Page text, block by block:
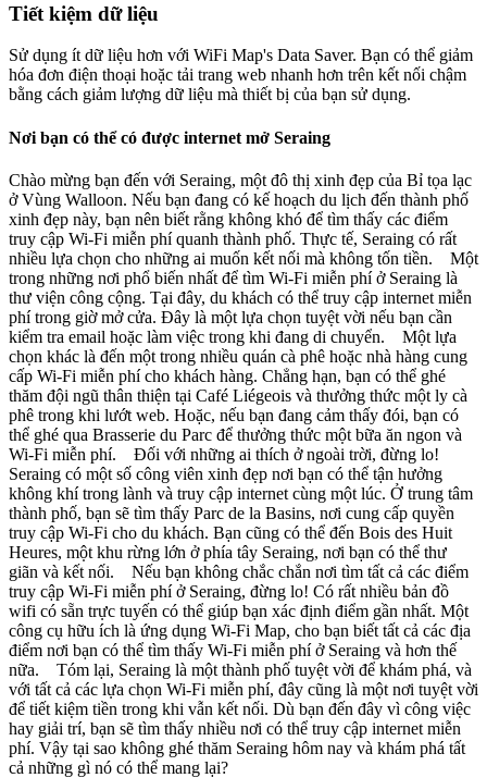
Tiết kiệm dữ liệu
Sử dụng ít dữ liệu hơn với WiFi Map's Data Saver. Bạn có thể giảm
hóa đơn điện thoại hoặc tải trang web nhanh hơn trên kết nối chậm
bằng cách giảm lượng dữ liệu mà thiết bị của bạn sử dụng.
Nơi bạn có thể có được internet mở Seraing
Chào mừng bạn đến với Seraing, một đô thị xinh đẹp của Bỉ tọa lạc
ở Vùng Walloon. Nếu bạn đang có kế hoạch du lịch đến thành phố
xinh đẹp này, bạn nên biết rằng không khó để tìm thấy các điểm
truy cập Wi-Fi miễn phí quanh thành phố. Thực tế, Seraing có rất
nhiều lựa chọn cho những ai muốn kết nối mà không tốn tiền. Một
trong những nơi phổ biến nhất để tìm Wi-Fi miễn phí ở Seraing là
thư viện công cộng. Tại đây, du khách có thể truy cập internet miễn
phí trong giờ mở cửa. Đây là một lựa chọn tuyệt vời nếu bạn cần
kiểm tra email hoặc làm việc trong khi đang di chuyển. Một lựa
chọn khác là đến một trong nhiều quán cà phê hoặc nhà hàng cung
cấp Wi-Fi miễn phí cho khách hàng. Chẳng hạn, bạn có thể ghé
thăm đội ngũ thân thiện tại Café Liégeois và thưởng thức một ly cà
phê trong khi lướt web. Hoặc, nếu bạn đang cảm thấy đói, bạn có
thể ghé qua Brasserie du Parc để thưởng thức một bữa ăn ngon và
Wi-Fi miễn phí. Đối với những ai thích ở ngoài trời, đừng lo!
Seraing có một số công viên xinh đẹp nơi bạn có thể tận hưởng
không khí trong lành và truy cập internet cùng một lúc. Ở trung tâm
thành phố, bạn sẽ tìm thấy Parc de la Basins, nơi cung cấp quyền
truy cập Wi-Fi cho du khách. Bạn cũng có thể đến Bois des Huit
Heures, một khu rừng lớn ở phía tây Seraing, nơi bạn có thể thư
giãn và kết nối. Nếu bạn không chắc chắn nơi tìm tất cả các điểm
truy cập Wi-Fi miễn phí ở Seraing, đừng lo! Có rất nhiều bản đồ
wifi có sẵn trực tuyến có thể giúp bạn xác định điểm gần nhất. Một
công cụ hữu ích là ứng dụng Wi-Fi Map, cho bạn biết tất cả các địa
điểm nơi bạn có thể tìm thấy Wi-Fi miễn phí ở Seraing và hơn thế
nữa. Tóm lại, Seraing là một thành phố tuyệt vời để khám phá, và
với tất cả các lựa chọn Wi-Fi miễn phí, đây cũng là một nơi tuyệt vời
để tiết kiệm tiền trong khi vẫn kết nối. Dù bạn đến đây vì công việc
hay giải trí, bạn sẽ tìm thấy nhiều nơi có thể truy cập internet miễn
phí. Vậy tại sao không ghé thăm Seraing hôm nay và khám phá tất
cả những gì nó có thể mang lại?